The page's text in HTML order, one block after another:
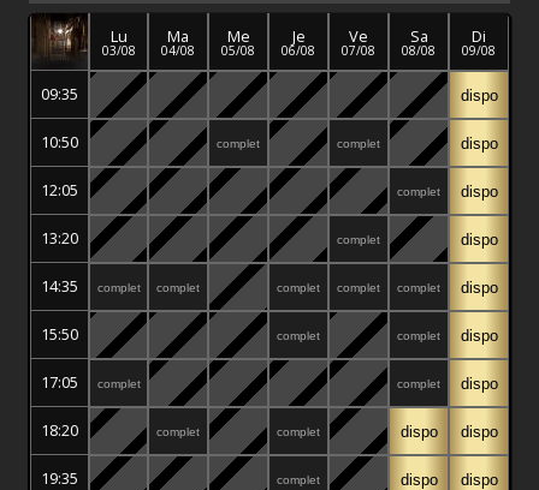
Lu
03/08
Ma
04/08
Me
05/08
Je
06/08
Ve
07/08
Sa
08/08
Di
09/08
09:35 dispo
10:50 complet complet dispo
12:05 complet dispo
13:20 complet dispo
14:35 complet complet complet complet complet dispo
15:50 complet complet dispo
17:05 complet complet dispo
18:20 complet complet dispo dispo
19:35 complet dispo dispo